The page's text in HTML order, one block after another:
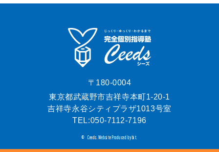
〒180-0004
東京都武蔵野市吉祥寺本町1-20-1
吉祥寺永谷シティプラザ1013号室
TEL:050-7112-7196
© Ceeds. Website Produced by bit.